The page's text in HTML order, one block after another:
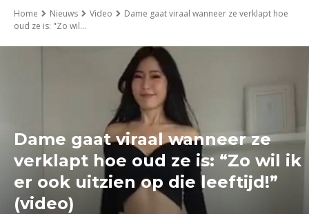
Home Nieuws Video
Dame gaat viraal wanneer ze verklapt hoe
oud ze is: "Zo wil...
Dame gaat viraal wanneer ze
verklapt hoe oud ze is: “Zo wil ik
er ook uitzien op die leeftijd!”
(video)